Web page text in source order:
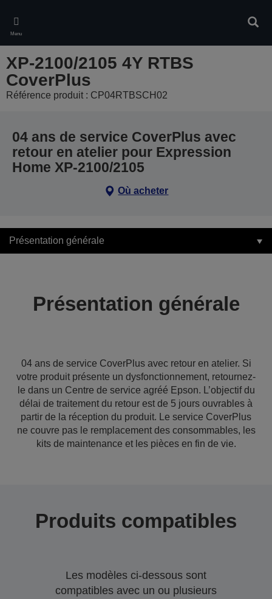
main
content
Menu
XP-2100/2105 4Y RTBS
CoverPlus
Référence produit : CP04RTBSCH02
04 ans de service CoverPlus avec
retour en atelier pour Expression
Home XP-2100/2105
Où acheter
Présentation générale
Présentation générale
04 ans de service CoverPlus avec retour en atelier. Si
votre produit présente un dysfonctionnement, retournez-
le dans un Centre de service agréé Epson. L’objectif du
délai de traitement du retour est de 5 jours ouvrables à
partir de la réception du produit. Le service CoverPlus
ne couvre pas le remplacement des consommables, les
kits de maintenance et les pièces en fin de vie.
Produits compatibles
Les modèles ci-dessous sont
compatibles avec un ou plusieurs